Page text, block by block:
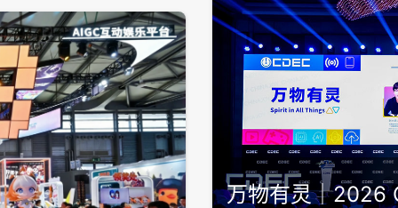
万物有灵｜2026